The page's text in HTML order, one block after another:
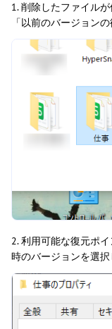
1. 削除したファイル
「以前のバージョン
2. 利用可能な復元ポ
時のバージョンを選択